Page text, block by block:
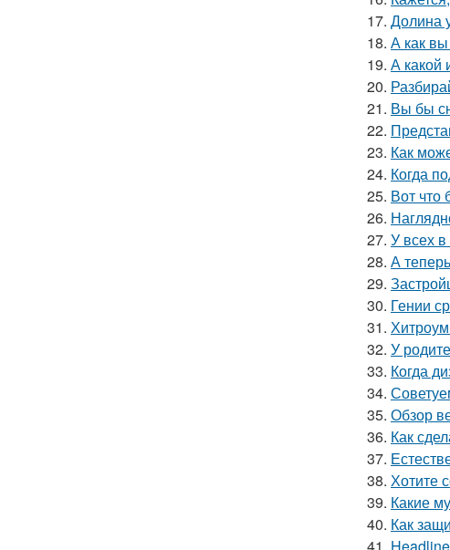
17. Долина
18. А как
19. А какой
20.
21. Вы бы
22.
23. Как
24. Когда
25. Вот что
26.
27. У всех в
28. А
29.
30. Гении
31.
32. У
33. Когда
34.
35. Обзор
36. Как
37.
38. Хотите
39. Какие
40. Как